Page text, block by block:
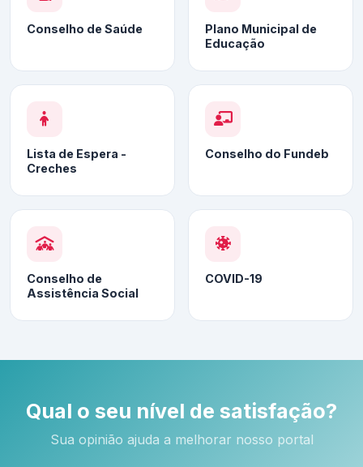
Conselho de Saúde
Plano Municipal de
Educação
Lista de Espera -
Creches
Conselho do Fundeb
Conselho de
Assistência Social
COVID-19
Qual o seu nível de satisfação?
Sua opinião ajuda a melhorar nosso portal